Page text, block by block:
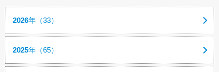
2026年（33）
2025年（65）